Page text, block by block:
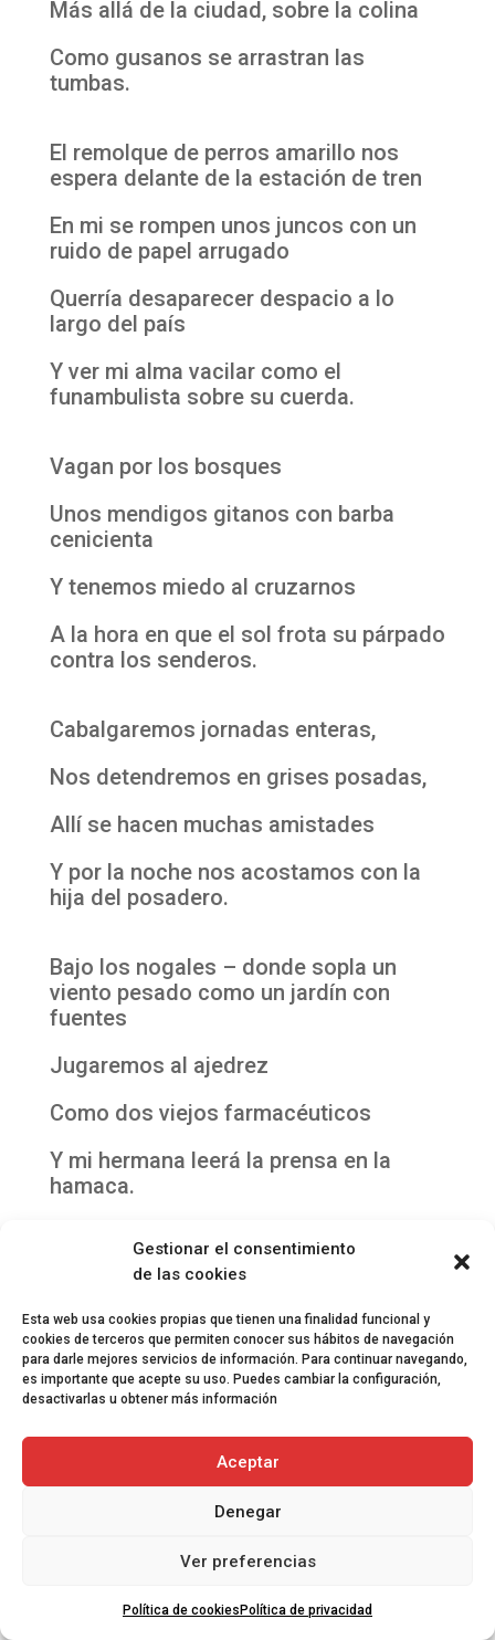
Gestionar el consentimiento
de las cookies
Esta web usa cookies propias que tienen una finalidad funcional y
cookies de terceros que permiten conocer sus hábitos de navegación
para darle mejores servicios de información. Para continuar navegando,
es importante que acepte su uso. Puedes cambiar la configuración,
desactivarlas u obtener más información
Aceptar
Denegar
Ver preferencias
Política de cookies Política de privacidad
Más allá de la ciudad, sobre la colina
Como gusanos se arrastran las
tumbas.
El remolque de perros amarillo nos
espera delante de la estación de tren
En mi se rompen unos juncos con un
ruido de papel arrugado
Querría desaparecer despacio a lo
largo del país
Y ver mi alma vacilar como el
funambulista sobre su cuerda.
Vagan por los bosques
Unos mendigos gitanos con barba
cenicienta
Y tenemos miedo al cruzarnos
A la hora en que el sol frota su párpado
contra los senderos.
Cabalgaremos jornadas enteras,
Nos detendremos en grises posadas,
Allí se hacen muchas amistades
Y por la noche nos acostamos con la
hija del posadero.
Bajo los nogales – donde sopla un
viento pesado como un jardín con
fuentes
Jugaremos al ajedrez
Como dos viejos farmacéuticos
Y mi hermana leerá la prensa en la
hamaca.
Nos desnudaremos sobre la colina
chicas se diviertan
Nos pasearemos como agricultores
con grandes sombreros de paja
Nos bañaremos junto a la rueda del
Nos tumbaremos sin vergüenza al sol
Se nos volarán los vestidos
Y detrás nuestro ladrarán los perros.